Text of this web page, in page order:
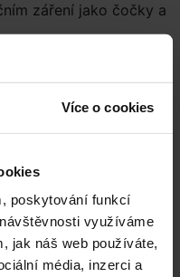
Více o cookies
poskytování funkcí
využíváme
jak náš web používáte,
média, inzerci a
záření jako čočky a
bazénu schovejte do
chlorové vody,
tlakovou
Poté plachtu